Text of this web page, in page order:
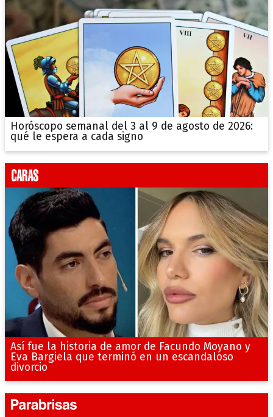
Horóscopo semanal del 3 al 9 de agosto de 2026:
qué le espera a cada signo
Así fue la historia de amor de Facundo Moyano y
Eva Bargiela que terminó en un escandaloso
divorcio